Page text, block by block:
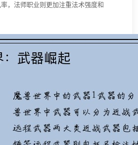
，法师职业则更加注重法术强度和